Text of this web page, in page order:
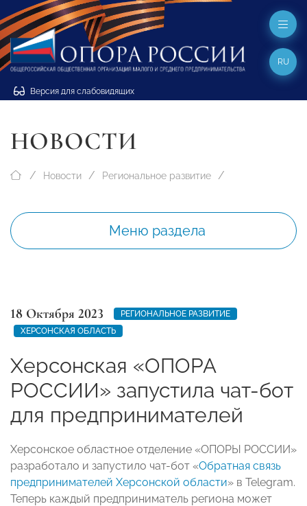
Версия для слабовидящих
RU
НОВОСТИ
Новости Региональное развитие
Меню раздела
18 Октября 2023
РЕГИОНАЛЬНОЕ РАЗВИТИЕ
ХЕРСОНСКАЯ ОБЛАСТЬ
Херсонская «ОПОРА
РОССИИ» запустила чат-бот
для предпринимателей
Херсонское областное отделение «ОПОРЫ РОССИИ»
разработало и запустило чат-бот «Обратная связь
предпринимателей Херсонской области» в Telegram.
Теперь каждый предприниматель региона может